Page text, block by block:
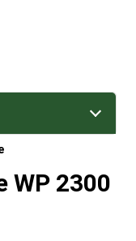
WP 2300